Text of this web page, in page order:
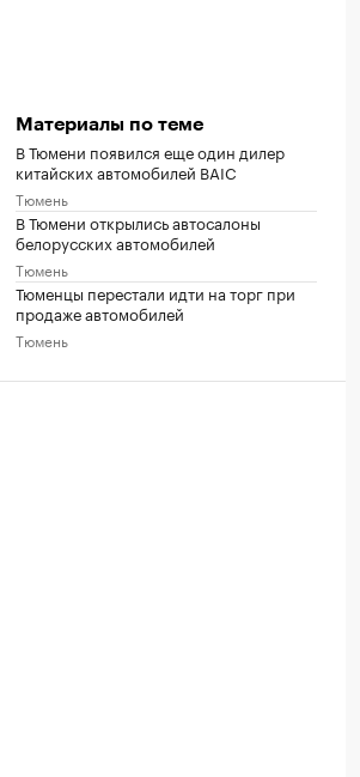
Материалы по теме
В Тюмени появился еще один дилер
китайских автомобилей BAIC
Тюмень
В Тюмени открылись автосалоны
белорусских автомобилей
Тюмень
Тюменцы перестали идти на торг при
продаже автомобилей
Тюмень